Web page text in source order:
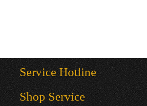
Service Hotline
Shop Service